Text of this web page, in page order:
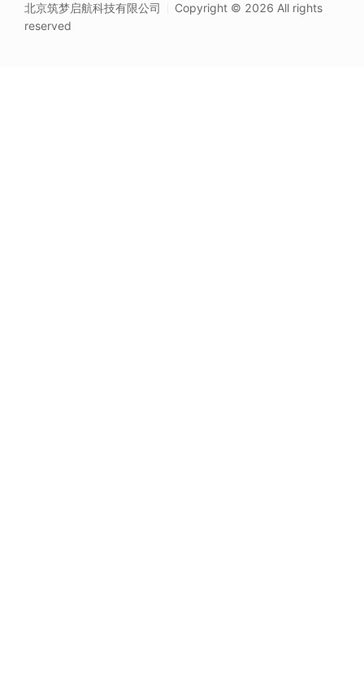
北京筑梦启航科技有限公司
Copyright © 2026 All rights
reserved